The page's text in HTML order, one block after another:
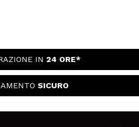
IN 24 ORE*
SICURO